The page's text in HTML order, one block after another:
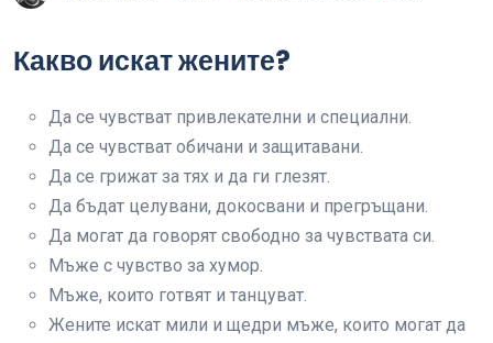
Какво искат жените?
Да се чувстват привлекателни и специални.
Да се чувстват обичани и защитавани.
Да се грижат за тях и да ги глезят.
Да бъдат целувани, докосвани и прегръщани.
Да могат да говорят свободно за чувствата си.
Мъже с чувство за хумор.
Мъже, които готвят и танцуват.
Жените искат мили и щедри мъже, които могат да